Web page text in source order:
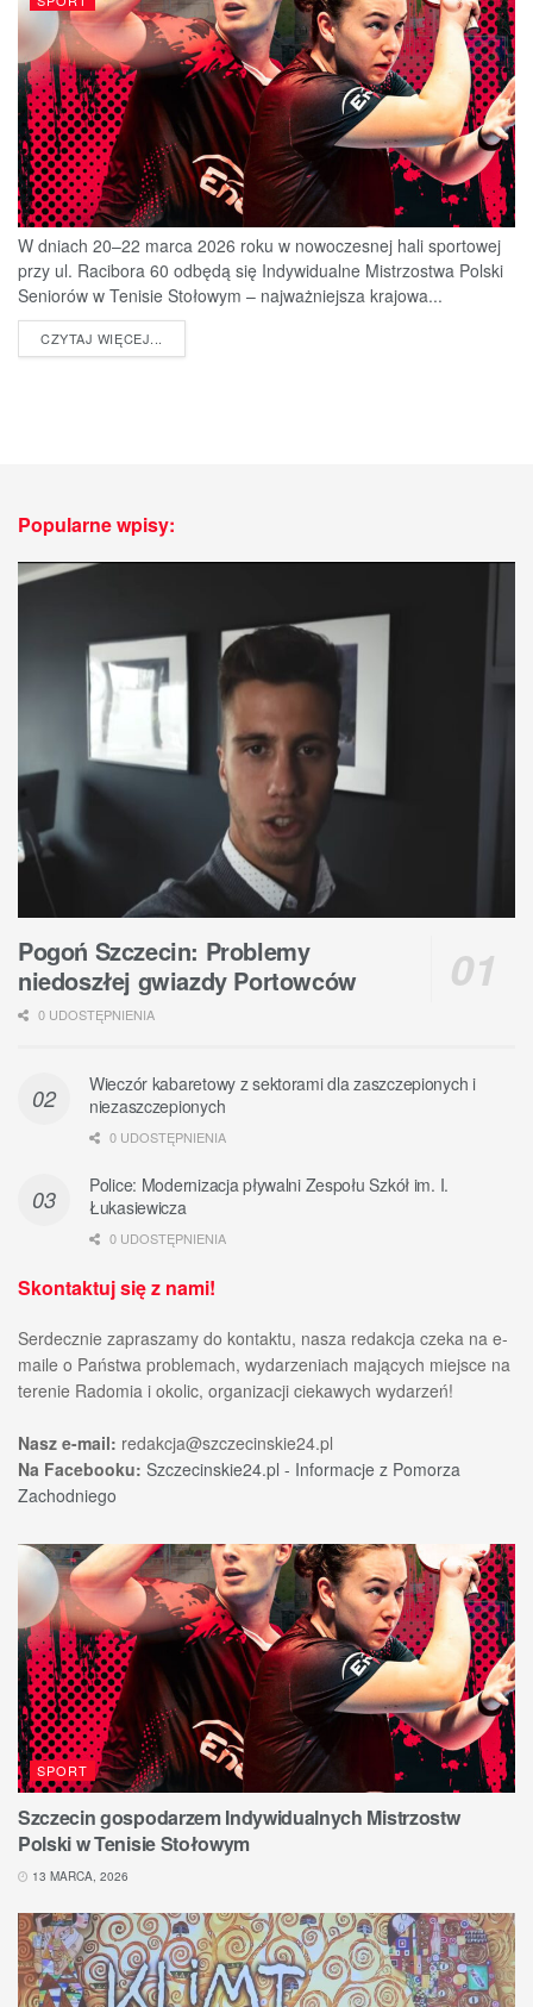
W dniach 20–22 marca 2026 roku w nowoczesnej hali sportowej
przy ul. Racibora 60 odbędą się Indywidualne Mistrzostwa Polski
Seniorów w Tenisie Stołowym – najważniejsza krajowa...
CZYTAJ WIĘCEJ...
Popularne wpisy:
Pogoń Szczecin: Problemy
niedoszłej gwiazdy Portowców
0 UDOSTĘPNIENIA
Wieczór kabaretowy z sektorami dla zaszczepionych i
niezaszczepionych
0 UDOSTĘPNIENIA
Police: Modernizacja pływalni Zespołu Szkół im. I.
Łukasiewicza
0 UDOSTĘPNIENIA
Skontaktuj się z nami!
Serdecznie zapraszamy do kontaktu, nasza redakcja czeka na e-
maile o Państwa problemach, wydarzeniach mających miejsce na
terenie Radomia i okolic, organizacji ciekawych wydarzeń!
Nasz e-mail: redakcja@szczecinskie24.pl
Na Facebooku: Szczecinskie24.pl - Informacje z Pomorza
Zachodniego
SPORT
Szczecin gospodarzem Indywidualnych Mistrzostw
Polski w Tenisie Stołowym
13 MARCA, 2026